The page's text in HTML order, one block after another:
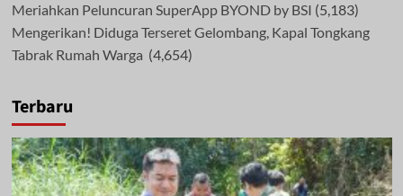
Meriahkan Peluncuran SuperApp BYOND by BSI (5,183)
Mengerikan! Diduga Terseret Gelombang, Kapal Tongkang
Tabrak Rumah Warga (4,654)
Terbaru